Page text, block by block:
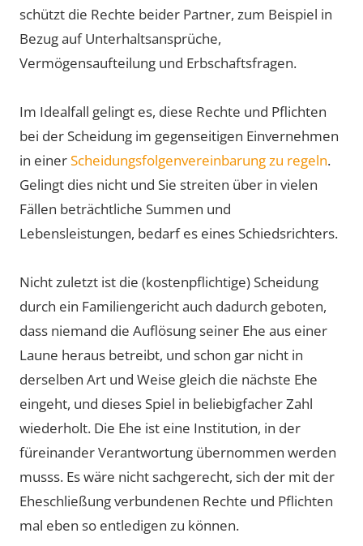
schützt die Rechte beider Partner, zum Beispiel in
Bezug auf Unterhaltsansprüche,
Vermögensaufteilung und Erbschaftsfragen.
Im Idealfall gelingt es, diese Rechte und Pflichten
bei der Scheidung im gegenseitigen Einvernehmen
in einerScheidungsfolgenvereinbarung zu regeln.
Gelingt dies nicht und Sie streiten über in vielen
Fällen beträchtliche Summen und
Lebensleistungen, bedarf es eines Schiedsrichters.
Nicht zuletzt ist die (kostenpflichtige) Scheidung
durch ein Familiengericht auch dadurch geboten,
dass niemand die Auflösung seiner Ehe aus einer
Laune heraus betreibt, und schon gar nicht in
derselben Art und Weise gleich die nächste Ehe
eingeht, und dieses Spiel in beliebigfacher Zahl
wiederholt. Die Ehe ist eine Institution, in der
füreinander Verantwortung übernommen werden
musss. Es wäre nicht sachgerecht, sich der mit der
Eheschließung verbundenen Rechte und Pflichten
mal eben so entledigen zu können.